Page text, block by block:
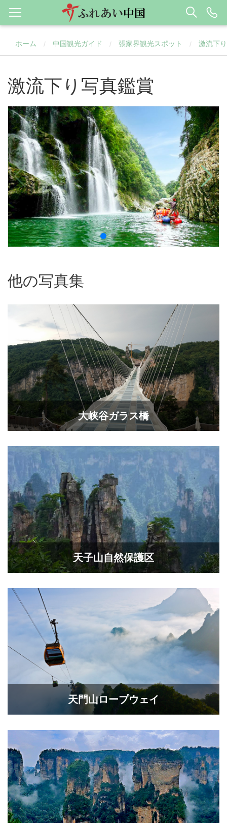
ホーム / 中国観光ガイド / 張家界観光スポット / 激流下り
激流下り写真鑑賞
他の写真集
大峡谷ガラス橋
天子山自然保護区
天門山ロープウェイ